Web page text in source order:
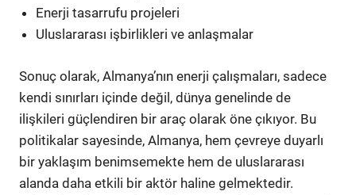
Enerji tasarrufu projeleri
Uluslararası işbirlikleri ve anlaşmalar
Sonuç olarak, Almanya’nın enerji çalışmaları, sadece
kendi sınırları içinde değil, dünya genelinde de
ilişkileri güçlendiren bir araç olarak öne çıkıyor. Bu
politikalar sayesinde, Almanya, hem çevreye duyarlı
bir yaklaşım benimsemekte hem de uluslararası
alanda daha etkili bir aktör haline gelmektedir.